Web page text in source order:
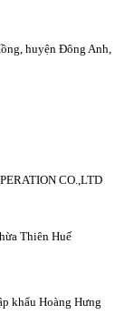
huyện Đông Anh,
CO.,LTD
Thiên Huế
khẩu Hoàng Hưng